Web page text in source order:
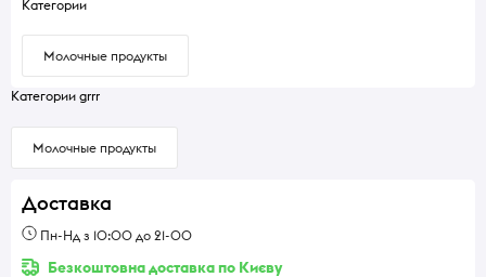
Категории
Молочные продукты
Категории grrr
Молочные продукты
Доставка
Пн-Нд з 10:00 до 21-00
Безкоштовна доставка по Києву